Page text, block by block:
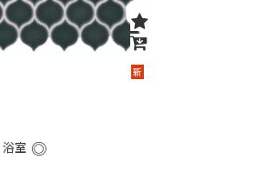
新
浴室 ◎